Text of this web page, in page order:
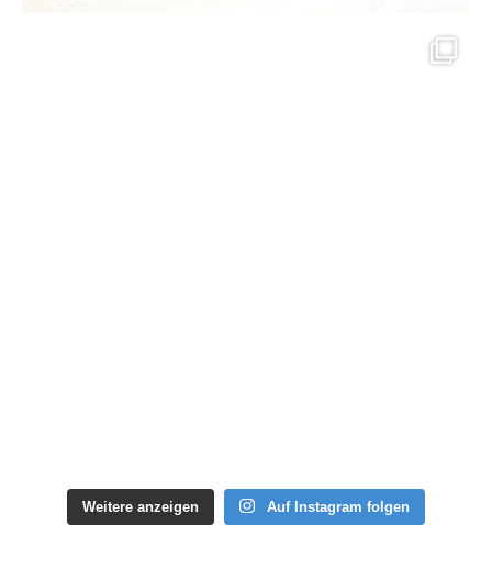
Weitere anzeigen Auf Instagram folgen